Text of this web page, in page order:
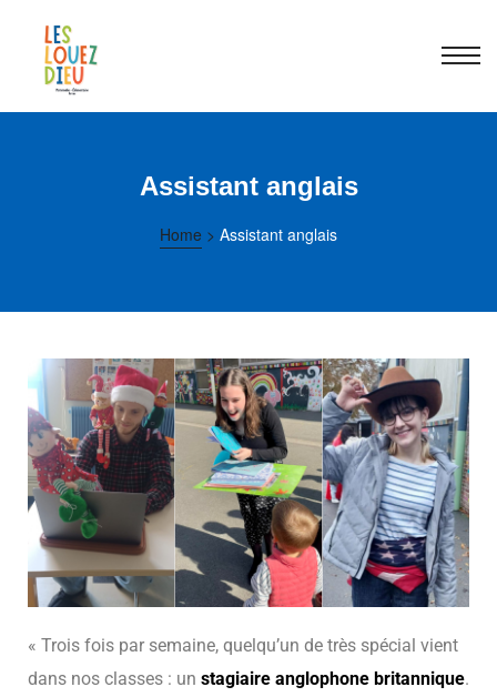
Assistant anglais
Home > Assistant anglais
« Trois fois par semaine, quelqu’un de très spécial vient
dans nos classes : un stagiaire anglophone britannique.